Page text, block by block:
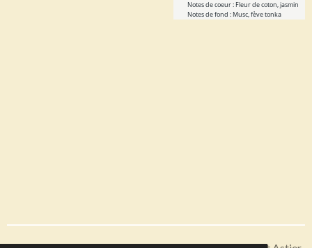
Notes de coeur : Fleur de coton, jasmin
Notes de fond : Musc, fève tonka